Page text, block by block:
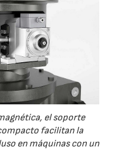
el soporte
facilitan la
en máquinas con un